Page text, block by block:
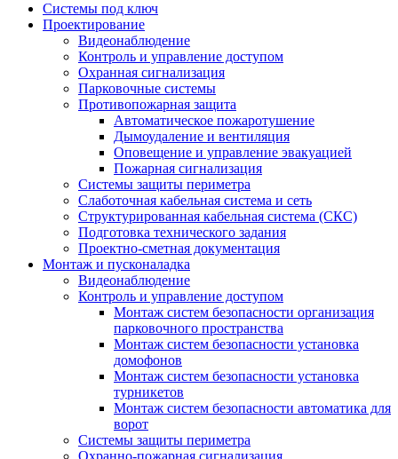
Системы под ключ
Проектирование
Видеонаблюдение
Контроль и управление доступом
Охранная сигнализация
Парковочные системы
Противопожарная защита
Автоматическое пожаротушение
Дымоудаление и вентиляция
Оповещение и управление эвакуацией
Пожарная сигнализация
Системы защиты периметра
Слаботочная кабельная система и сеть
Структурированная кабельная система (СКС)
Подготовка технического задания
Проектно-сметная документация
Монтаж и пусконаладка
Видеонаблюдение
Контроль и управление доступом
Монтаж систем безопасности организация
парковочного пространства
Монтаж систем безопасности установка
домофонов
Монтаж систем безопасности установка
турникетов
Монтаж систем безопасности автоматика для
ворот
Системы защиты периметра
Охранно-пожарная сигнализация